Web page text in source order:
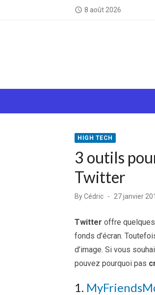
access_time 8 août 2026
HIGH TECH
3 outils
Twitter
ByCédric
Posted
27 janvier
Twitter offre
fonds d’écran.
d’image. Si vous
pouvez pourquoi pas
1.